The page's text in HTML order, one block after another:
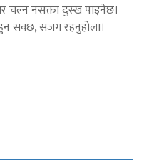
चल्न नसक्ता दुस्ख पाइनेछ।
हुन सक्छ, सजग रहनुहोला।